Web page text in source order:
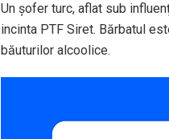
Un șofer turc, aflat sub
incinta PTF Siret. Bărbatul
băuturilor alcoolice.